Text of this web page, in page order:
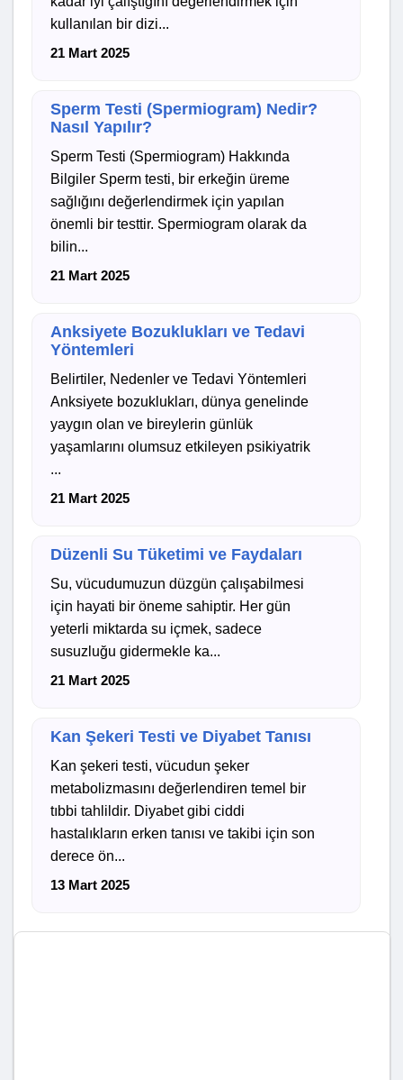
kullanılan bir dizi...
21 Mart 2025
Sperm Testi (Spermiogram) Nedir?
Nasıl Yapılır?
Sperm Testi (Spermiogram) Hakkında
Bilgiler Sperm testi, bir erkeğin üreme
sağlığını değerlendirmek için yapılan
önemli bir testtir. Spermiogram olarak da
bilin...
21 Mart 2025
Anksiyete Bozuklukları ve Tedavi
Yöntemleri
Belirtiler, Nedenler ve Tedavi Yöntemleri
Anksiyete bozuklukları, dünya genelinde
yaygın olan ve bireylerin günlük
yaşamlarını olumsuz etkileyen psikiyatrik
...
21 Mart 2025
Düzenli Su Tüketimi ve Faydaları
Su, vücudumuzun düzgün çalışabilmesi
için hayati bir öneme sahiptir. Her gün
yeterli miktarda su içmek, sadece
susuzluğu gidermekle ka...
21 Mart 2025
Kan Şekeri Testi ve Diyabet Tanısı
Kan şekeri testi, vücudun şeker
metabolizmasını değerlendiren temel bir
tıbbi tahlildir. Diyabet gibi ciddi
hastalıkların erken tanısı ve takibi için son
derece ön...
13 Mart 2025